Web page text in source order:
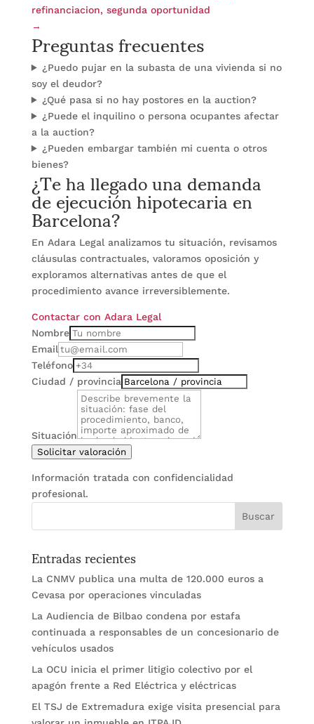
refinanciacion, segunda oportunidad
→
Preguntas frecuentes
¿Puedo pujar en la subasta de una vivienda si no
soy el deudor?
¿Qué pasa si no hay postores en la auction?
¿Puede el inquilino o persona ocupantes afectar
a la auction?
¿Pueden embargar también mi cuenta o otros
bienes?
¿Te ha llegado una demanda
de ejecución hipotecaria en
Barcelona?
En Adara Legal analizamos tu situación, revisamos
cláusulas contractuales, valoramos oposición y
exploramos alternativas antes de que el
procedimiento avance irreversiblemente.
Contactar con Adara Legal
Nombre
Email
Teléfono
Ciudad / provincia
Situación
Solicitar valoración
Información tratada con confidencialidad
profesional.
Entradas recientes
La CNMV publica una multa de 120.000 euros a
Cevasa por operaciones vinculadas
La Audiencia de Bilbao condena por estafa
continuada a responsables de un concesionario de
vehículos usados
La OCU inicia el primer litigio colectivo por el
apagón frente a Red Eléctrica y eléctricas
El TSJ de Extremadura exige visita presencial para